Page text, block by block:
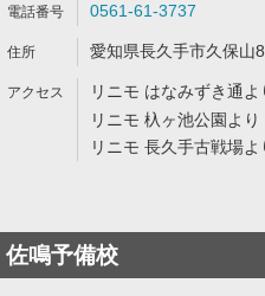
0561-61-3737
愛知県長久手市久保山
リニモ はなみずき通
リニモ 杁ヶ池公園よ
リニモ 長久手古戦場
佐鳴予備校